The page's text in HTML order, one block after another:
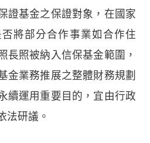
證基金之保證對象，在國家
將部分合作事業如合作住
長照被納入信保基金範圍，
金業務推展之整體財務規劃
續運用重要目的，宜由行政
法研議。